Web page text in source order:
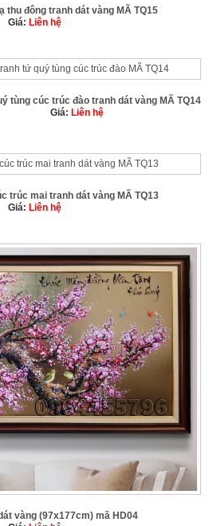
thu đông tranh dát vàng MÃ TQ15
Giá: Liên hệ
tùng cúc trúc đào tranh dát vàng MÃ TQ14
Giá: Liên hệ
trúc mai tranh dát vàng MÃ TQ13
Giá: Liên hệ
vàng (97x177cm) mã HD04